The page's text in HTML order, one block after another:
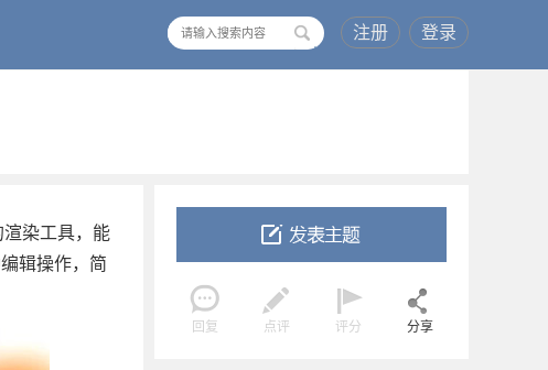
注册 登录
回复 点评 评分 分享
渲染工具，能
辑操作，简